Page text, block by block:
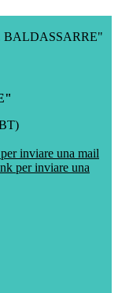
BALDASSARRE"
inviare una mail
per inviare una